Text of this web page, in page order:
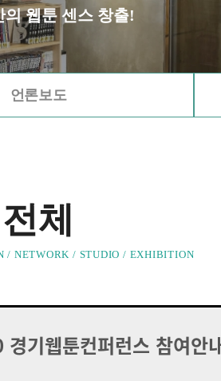
의 웹툰 센스 창출!
언론보도
전체
/ NETWORK / STUDIO / EXHIBITION
기웹툰컨퍼런스 참여안